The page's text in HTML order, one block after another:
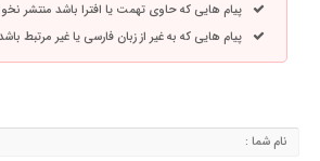
پیام هایی که حاوی تهمت یا افترا باشد منتشر
پیام هایی که به غیر از زبان فارسی یا غیر مرتبط